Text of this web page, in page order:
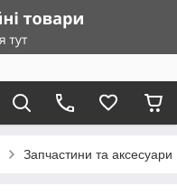
Запчастини та